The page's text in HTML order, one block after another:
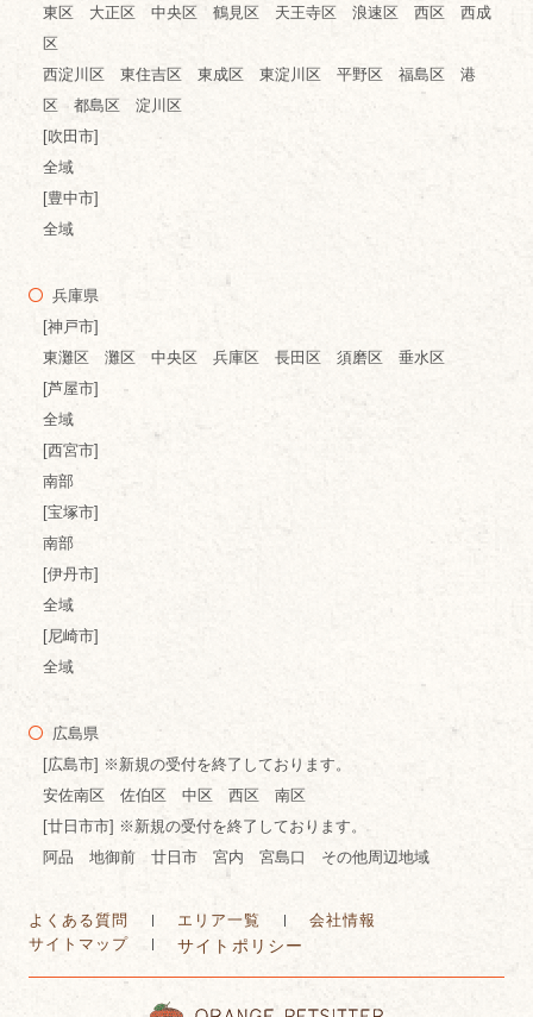
東区 大正区 中央区 鶴見区 天王寺区 浪速区 西区 西成
区
西淀川区 東住吉区 東成区 東淀川区 平野区 福島区 港
区 都島区 淀川区
[吹田市]
全域
[豊中市]
全域
兵庫県
[神戸市]
東灘区 灘区 中央区 兵庫区 長田区 須磨区 垂水区
[芦屋市]
全域
[西宮市]
南部
[宝塚市]
南部
[伊丹市]
全域
[尼崎市]
全域
広島県
[広島市] ※新規の受付を終了しております。
安佐南区 佐伯区 中区 西区 南区
[廿日市市] ※新規の受付を終了しております。
阿品 地御前 廿日市 宮内 宮島口 その他周辺地域
よくある質問 エリア一覧
会社情報
サイトマップ
サイトポリシー